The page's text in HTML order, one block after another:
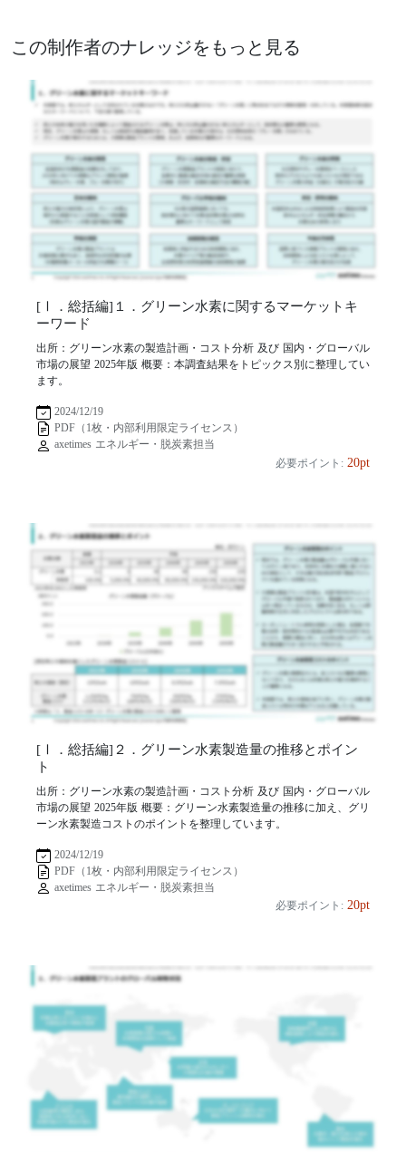
この制作者のナレッジをもっと見る
[Ⅰ．総括編]１．グリーン水素に関するマーケットキ
ーワード
出所：グリーン水素の製造計画・コスト分析 及び 国内・グローバル
市場の展望 2025年版 概要：本調査結果をトピックス別に整理してい
ます。
2024/12/19
PDF（1枚・内部利用限定ライセンス）
axetimes エネルギー・脱炭素担当
必要ポイント: 20pt
[Ⅰ．総括編]２．グリーン水素製造量の推移とポイン
ト
出所：グリーン水素の製造計画・コスト分析 及び 国内・グローバル
市場の展望 2025年版 概要：グリーン水素製造量の推移に加え、グリ
ーン水素製造コストのポイントを整理しています。
2024/12/19
PDF（1枚・内部利用限定ライセンス）
axetimes エネルギー・脱炭素担当
必要ポイント: 20pt